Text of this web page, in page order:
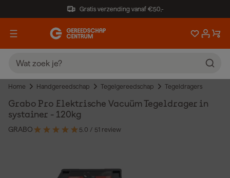
Gratis verzending vanaf €50,-
Home Handgereedschap Tegelgereedschap Tegeldragers
Grabo Pro Elektrische Vacuüm Tegeldrager in
systainer - 120kg
GRABO 5.0 / 51 review